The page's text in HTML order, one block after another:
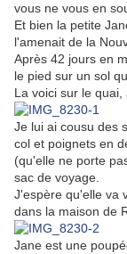
vous ne vous en
Et bien la petite
l'amenait de la
Après 42 jours en
le pied sur un sol
La voici sur le quai,
Je lui ai cousu des
col et poignets en
(qu'elle ne porte
sac de voyage.
J'espère qu'elle va
dans la maison de
Jane est une